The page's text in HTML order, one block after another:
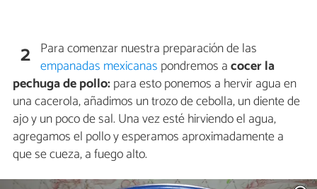
2 Para comenzar nuestra preparación de las
empanadas mexicanas pondremos acocer la
pechuga de pollo:para esto ponemos a hervir agua en
una cacerola, añadimos un trozo de cebolla, un diente de
ajo y un poco de sal. Una vez esté hirviendo el agua,
agregamos el pollo y esperamos aproximadamente a
que se cueza, a fuego alto.